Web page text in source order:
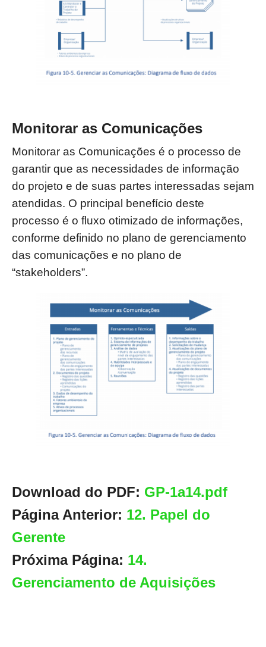
Monitorar as Comunicações
Monitorar as Comunicações é o processo de
garantir que as necessidades de informação
do projeto e de suas partes interessadas sejam
atendidas. O principal benefício deste
processo é o fluxo otimizado de informações,
conforme definido no plano de gerenciamento
das comunicações e no plano de
“stakeholders”.
Download do PDF: GP-1a14.pdf
Página Anterior: 12. Papel do
Gerente
Próxima Página: 14.
Gerenciamento de Aquisições